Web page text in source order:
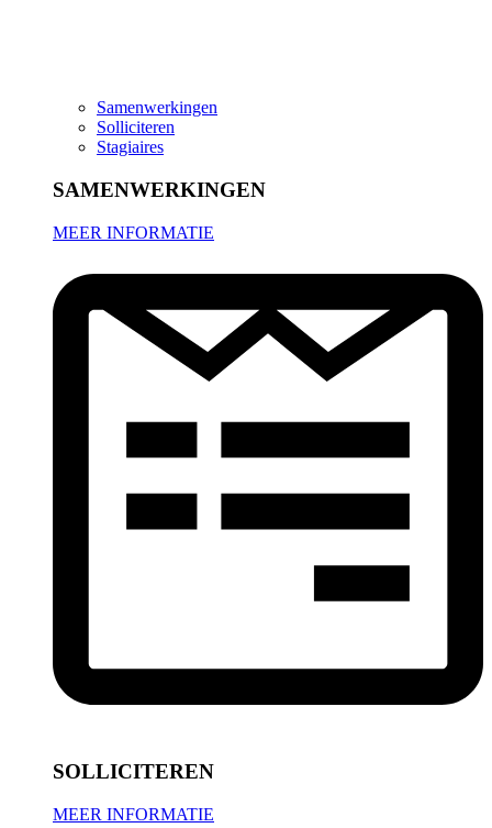
Samenwerkingen
Solliciteren
Stagiaires
SAMENWERKINGEN
MEER INFORMATIE
SOLLICITEREN
MEER INFORMATIE